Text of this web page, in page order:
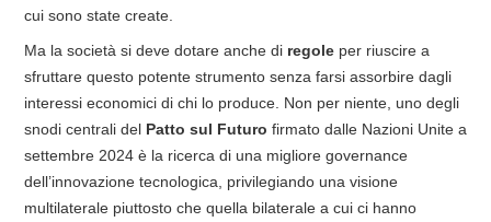
cui sono state create.
Ma la società si deve dotare anche di regole per riuscire a
sfruttare questo potente strumento senza farsi assorbire dagli
interessi economici di chi lo produce. Non per niente, uno degli
snodi centrali del Patto sul Futuro firmato dalle Nazioni Unite a
settembre 2024 è la ricerca di una migliore governance
dell’innovazione tecnologica, privilegiando una visione
multilaterale piuttosto che quella bilaterale a cui ci hanno